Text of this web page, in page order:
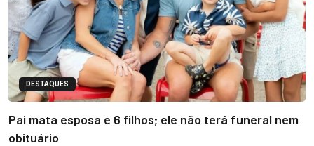
DESTAQUES
Pai mata esposa e 6 filhos; ele não terá funeral nem
obituário